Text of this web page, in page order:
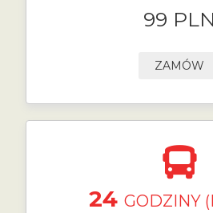
99 PLN
ZAMÓW
24 GODZINY